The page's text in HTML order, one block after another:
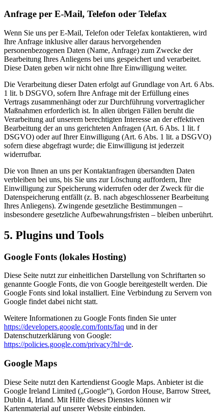
Anfrage per E-Mail, Telefon oder Telefax
Wenn Sie uns per E-Mail, Telefon oder Telefax kontaktieren, wird
Ihre Anfrage inklusive aller daraus hervorgehenden
personenbezogenen Daten (Name, Anfrage) zum Zwecke der
Bearbeitung Ihres Anliegens bei uns gespeichert und verarbeitet.
Diese Daten geben wir nicht ohne Ihre Einwilligung weiter.
Die Verarbeitung dieser Daten erfolgt auf Grundlage von Art. 6 Abs.
1 lit. b DSGVO, sofern Ihre Anfrage mit der Erfüllung eines
Vertrags zusammenhängt oder zur Durchführung vorvertraglicher
Maßnahmen erforderlich ist. In allen übrigen Fällen beruht die
Verarbeitung auf unserem berechtigten Interesse an der effektiven
Bearbeitung der an uns gerichteten Anfragen (Art. 6 Abs. 1 lit. f
DSGVO) oder auf Ihrer Einwilligung (Art. 6 Abs. 1 lit. a DSGVO)
sofern diese abgefragt wurde; die Einwilligung ist jederzeit
widerrufbar.
Die von Ihnen an uns per Kontaktanfragen übersandten Daten
verbleiben bei uns, bis Sie uns zur Löschung auffordern, Ihre
Einwilligung zur Speicherung widerrufen oder der Zweck für die
Datenspeicherung entfällt (z. B. nach abgeschlossener Bearbeitung
Ihres Anliegens). Zwingende gesetzliche Bestimmungen –
insbesondere gesetzliche Aufbewahrungsfristen – bleiben unberührt.
5. Plugins und Tools
Google Fonts (lokales Hosting)
Diese Seite nutzt zur einheitlichen Darstellung von Schriftarten so
genannte Google Fonts, die von Google bereitgestellt werden. Die
Google Fonts sind lokal installiert. Eine Verbindung zu Servern von
Google findet dabei nicht statt.
Weitere Informationen zu Google Fonts finden Sie unter
https://developers.google.com/fonts/faq und in der
Datenschutzerklärung von Google:
https://policies.google.com/privacy?hl=de.
Google Maps
Diese Seite nutzt den Kartendienst Google Maps. Anbieter ist die
Google Ireland Limited („Google“), Gordon House, Barrow Street,
Dublin 4, Irland. Mit Hilfe dieses Dienstes können wir
Kartenmaterial auf unserer Website einbinden.